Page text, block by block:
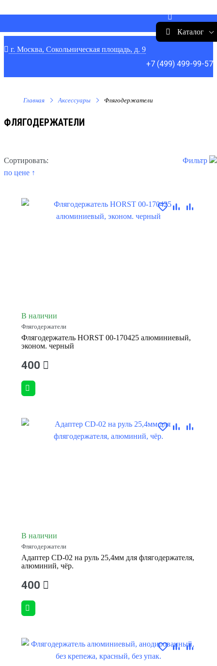
г. Москва, Сокольническая площадь, д. 9
+7 (499) 499-99-57
Каталог
Главная Аксессуары Флягодержатели
ФЛЯГОДЕРЖАТЕЛИ
Сортировать:
по цене
Фильтр
В наличии
Флягодержатели
Флягодержатель HORST 00-170425 алюминиевый,
эконом. черный
400
В наличии
Флягодержатели
Адаптер CD-02 на руль 25,4мм для флягодержателя,
алюминий, чёр.
400